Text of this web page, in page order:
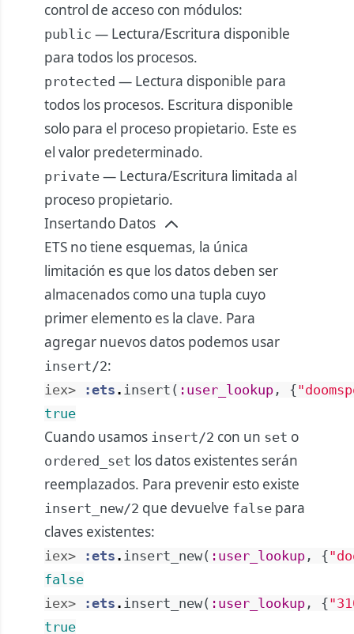
control de acceso con módulos:
public — Lectura/Escritura disponible
para todos los procesos.
protected — Lectura disponible para
todos los procesos. Escritura disponible
solo para el proceso propietario. Este es
el valor predeterminado.
private — Lectura/Escritura limitada al
proceso propietario.
Insertando Datos
ETS no tiene esquemas, la única
limitación es que los datos deben ser
almacenados como una tupla cuyo
primer elemento es la clave. Para
agregar nuevos datos podemos usar
insert/2:
iex> :ets . insert ( :user_lookup , {
true
Cuando usamos insert/2 con un set o
ordered_set los datos existentes serán
reemplazados. Para prevenir esto existe
insert_new/2 que devuelve false para
claves existentes:
iex> :ets . insert_new( :user_lookup , {
false
iex>
:ets . insert_new( :user_lookup , {
true